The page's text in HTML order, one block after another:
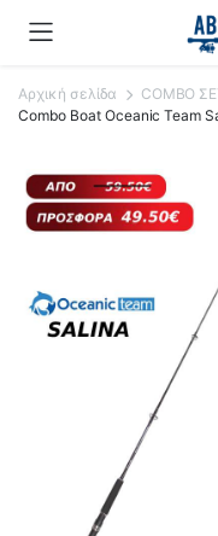
Αρχική σελίδα COMBO
Combo Boat Oceanic Team